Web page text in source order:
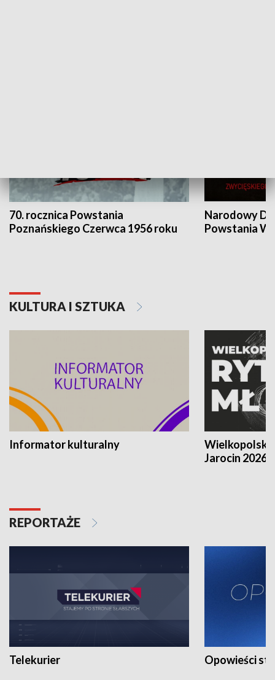
70. rocznica Powstania
Poznańskiego Czerwca 1956 roku
Narodowy
Powstania
KULTURA I SZTUKA
Informator kulturalny
Jarocin 2026
REPORTAŻE
Telekurier Opowieści